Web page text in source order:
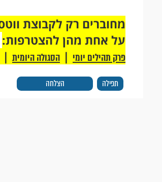
תפילה הצלחה
על אחת מהן להצטרפות:
פרק תהילים יומי | הסגולה היומית |